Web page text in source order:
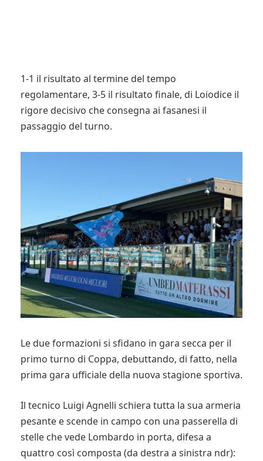
1-1 il risultato al termine del tempo
regolamentare, 3-5 il risultato finale, di Loiodice il
rigore decisivo che consegna ai fasanesi il
passaggio del turno.
Le due formazioni si sfidano in gara secca per il
primo turno di Coppa, debuttando, di fatto, nella
prima gara ufficiale della nuova stagione sportiva.
Il tecnico Luigi Agnelli schiera tutta la sua armeria
pesante e scende in campo con una passerella di
stelle che vede Lombardo in porta, difesa a
quattro così composta (da destra a sinistra ndr):